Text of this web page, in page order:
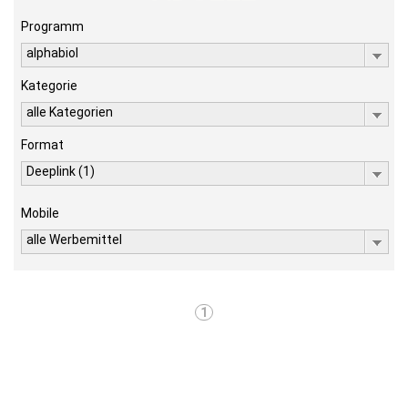
Programm
alphabiol
Kategorie
alle Kategorien
Format
Deeplink (1)
Mobile
alle Werbemittel
1